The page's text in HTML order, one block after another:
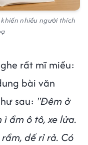
nhiều người thích
rất mĩ miều:
bài văn
sau: "Đêm ở
ầm ô tô, xe lửa.
dế rỉ rả. Có